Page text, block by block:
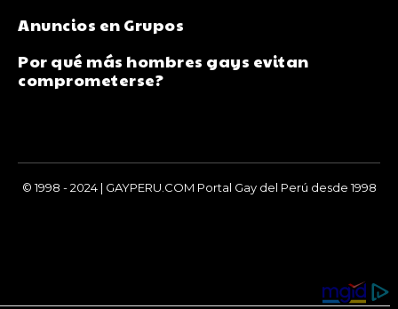
Anuncios en Grupos
Por qué más hombres gays evitan
comprometerse?
© 1998 - 2024 | GAYPERU.COM Portal Gay del Perú desde 1998